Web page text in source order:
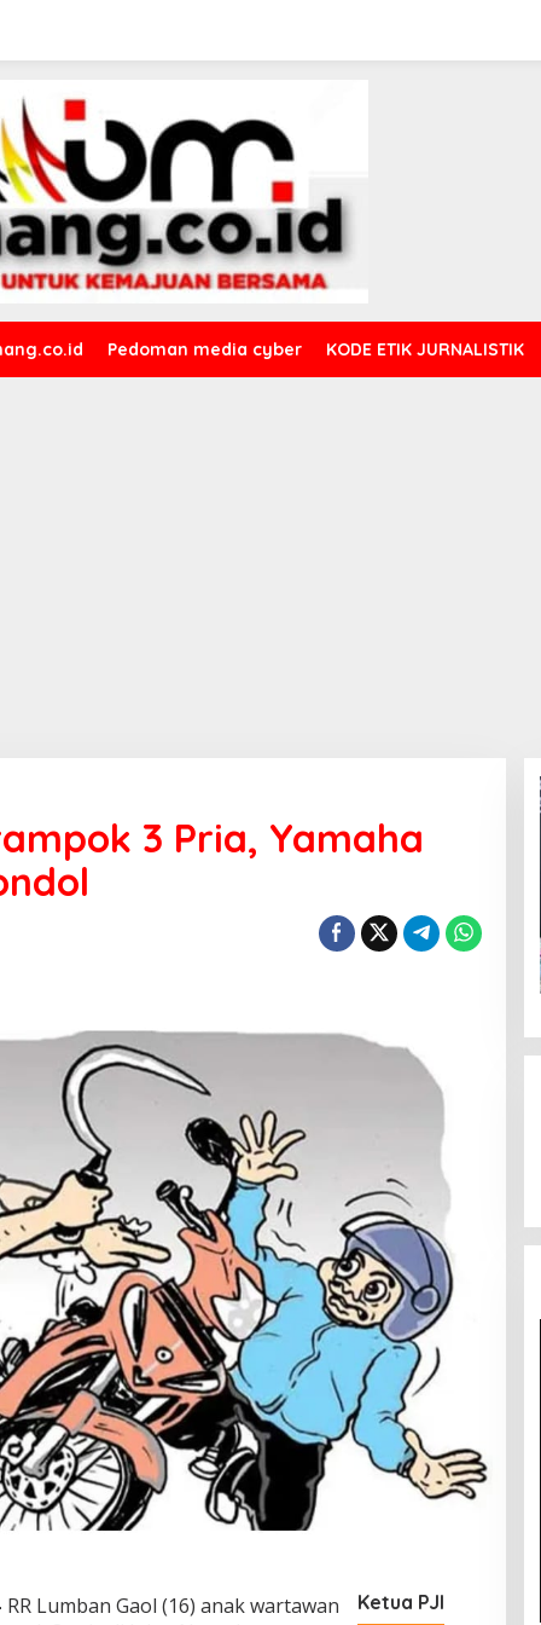
Pedoman media cyber KODE ETIK JURNALISTIK
3 Pria, Yamaha
RR Lumban Gaol (16) anak wartawan
Ketua PJI